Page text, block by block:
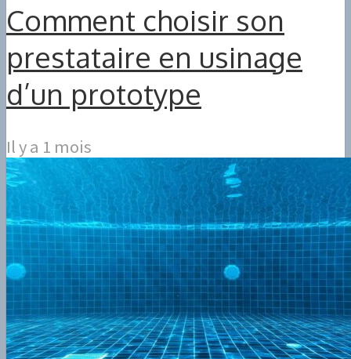
Comment choisir son
prestataire en usinage
d’un prototype
Il y a 1 mois